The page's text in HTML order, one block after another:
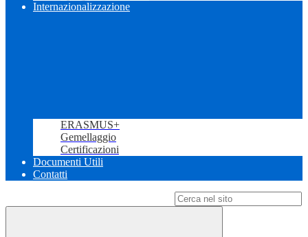
Internazionalizzazione
ERASMUS+
Gemellaggio
Certificazioni
Documenti Utili
Contatti